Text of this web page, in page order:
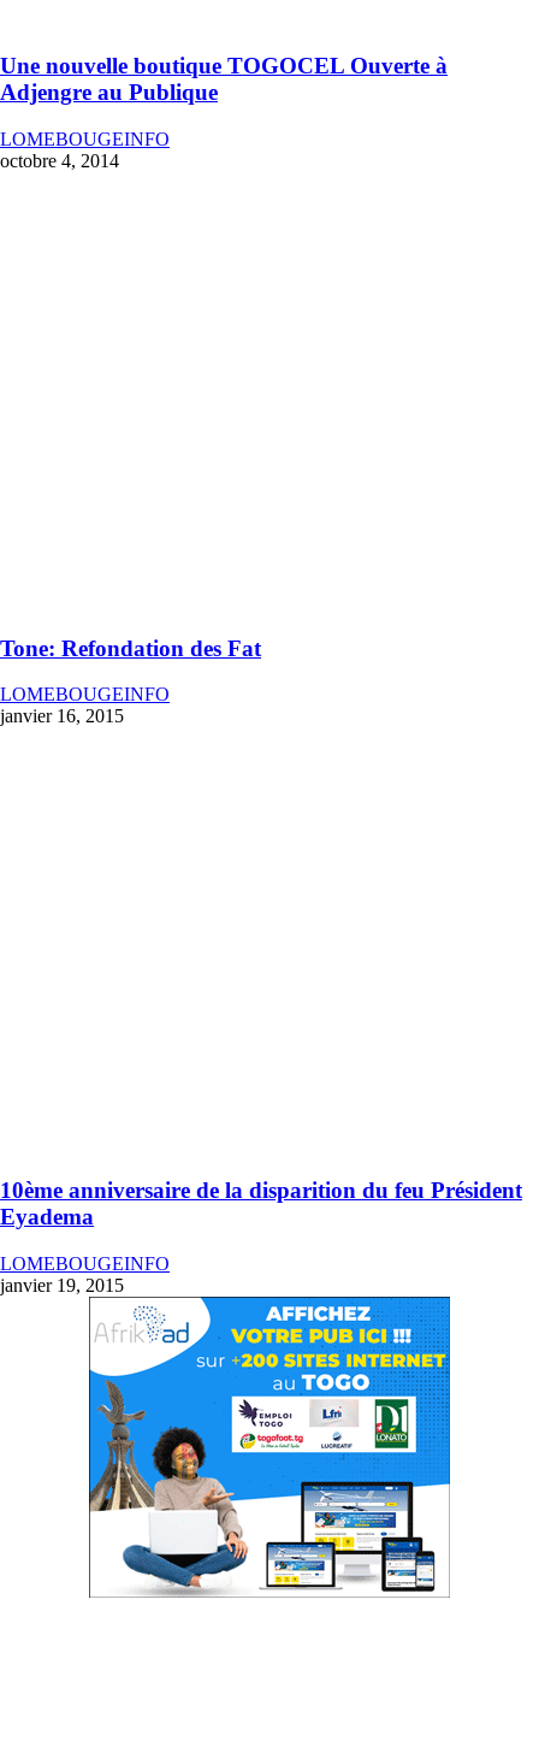
Une nouvelle boutique TOGOCEL Ouverte à
Adjengre au Publique
LOMEBOUGEINFO
octobre 4, 2014
Tone: Refondation des Fat
LOMEBOUGEINFO
janvier 16, 2015
10ème anniversaire de la disparition du feu Président
Eyadema
LOMEBOUGEINFO
janvier 19, 2015